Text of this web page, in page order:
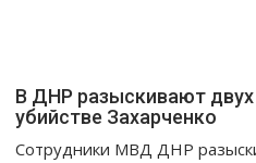
В ДНР разыскивают
убийстве Захарченко
Сотрудники МВД ДНР